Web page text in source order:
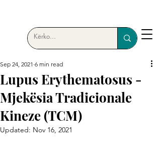
Lupus Erythematosus -
Mjekësia Tradicionale
Kineze (TCM)
Sep 24, 2021 6 min read
Updated: Nov 16, 2021